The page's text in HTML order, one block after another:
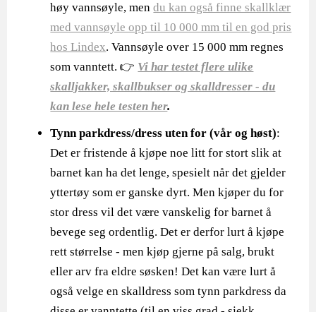
høy vannsøyle, mendu kan også finne skallklær
med vannsøyle opp til 10 000 mm til en god pris
hos Lindex. Vannsøyle over 15 000 mm regnes
som vanntett. 👉 Vi har testet flere ulike
skalljakker, skallbukser og skalldresser - du
kan lese hele testen her.
Tynn parkdress/dress uten for (vår og høst):
Det er fristende å kjøpe noe litt for stort slik at
barnet kan ha det lenge, spesielt når det gjelder
yttertøy som er ganske dyrt. Men kjøper du for
stor dress vil det være vanskelig for barnet å
bevege seg ordentlig. Det er derfor lurt å kjøpe
rett størrelse - men kjøp gjerne på salg, brukt
eller arv fra eldre søsken! Det kan være lurt å
også velge en skalldress som tynn parkdress da